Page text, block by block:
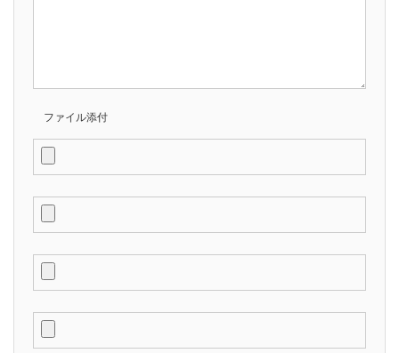
ファイル添付